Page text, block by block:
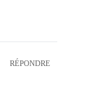
RÉPONDRE